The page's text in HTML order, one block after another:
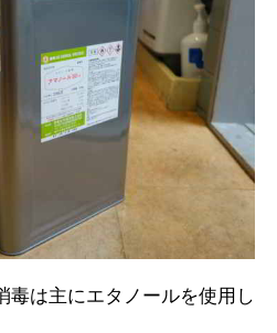
毒は主にエタノールを使用し